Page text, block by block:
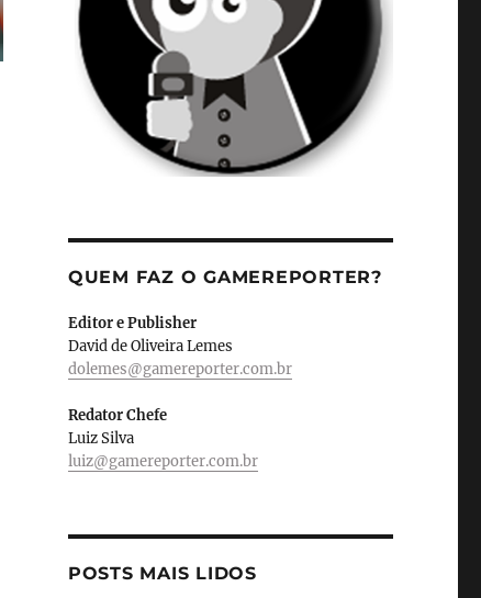
QUEM FAZ O GAMEREPORTER?
Editor e Publisher
David de Oliveira Lemes
dolemes@gamereporter.com.br
Redator Chefe
Luiz Silva
luiz@gamereporter.com.br
POSTS MAIS LIDOS